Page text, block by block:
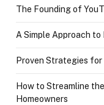
The Founding of
A Simple Approach
Proven Strategies for
How to Streamline
Homeowners